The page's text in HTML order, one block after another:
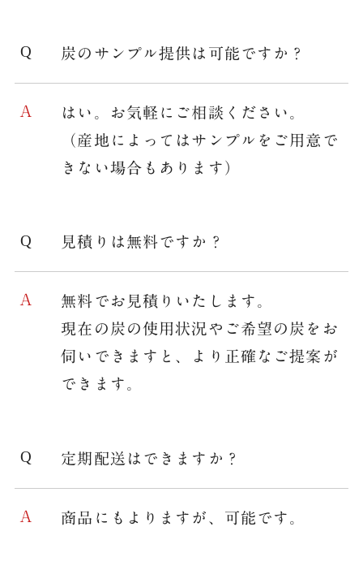
炭のサンプル提供は可能ですか？
はい。お気軽にご相談ください。
（産地によってはサンプルをご用意で
きない場合もあります）
見積りは無料ですか？
無料でお見積りいたします。
現在の炭の使用状況やご希望の炭をお
伺いできますと、より正確なご提案が
できます。
定期配送はできますか？
商品にもよりますが、可能です。